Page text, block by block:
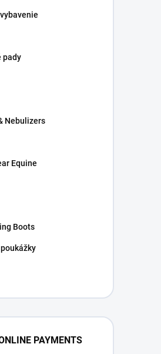
pady
Nebulizers
Equine
Boots
PAYMENTS